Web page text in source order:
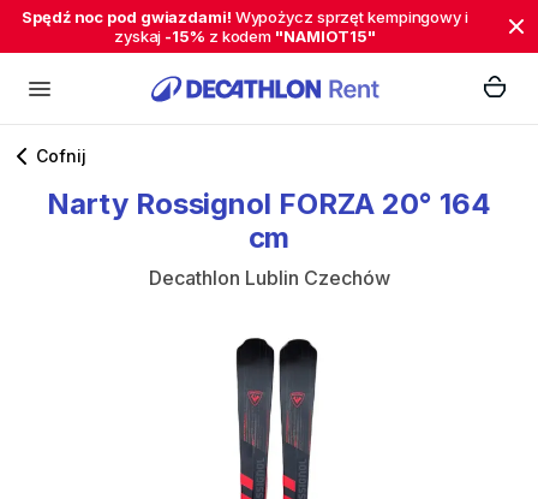
Spędź noc pod gwiazdami! Wypożycz sprzęt kempingowy i
zyskaj -15% z kodem "NAMIOT15"
Cofnij
Narty Rossignol FORZA 20° 164
cm
Decathlon Lublin Czechów